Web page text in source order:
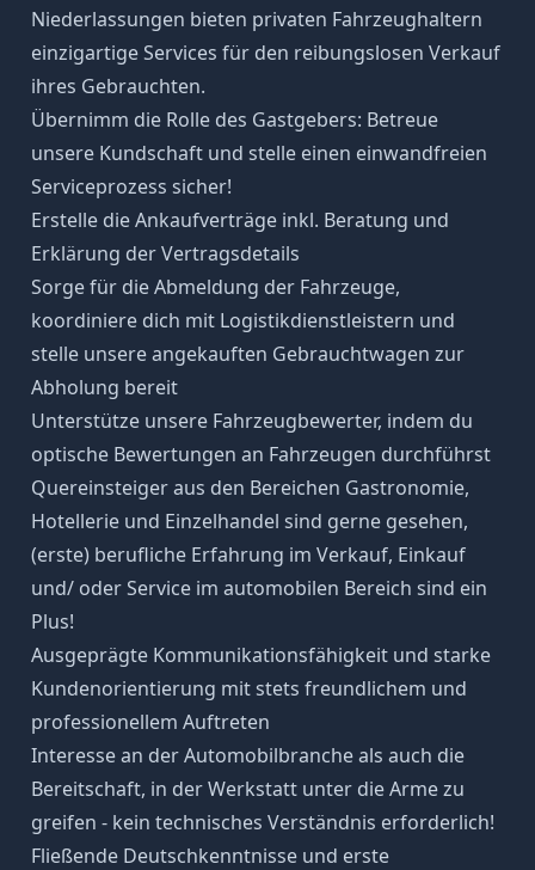
Niederlassungen bieten privaten Fahrzeughaltern
einzigartige Services für den reibungslosen Verkauf
ihres Gebrauchten.
Übernimm die Rolle des Gastgebers: Betreue
unsere Kundschaft und stelle einen einwandfreien
Serviceprozess sicher!
Erstelle die Ankaufverträge inkl. Beratung und
Erklärung der Vertragsdetails
Sorge für die Abmeldung der Fahrzeuge,
koordiniere dich mit Logistikdienstleistern und
stelle unsere angekauften Gebrauchtwagen zur
Abholung bereit
Unterstütze unsere Fahrzeugbewerter, indem du
optische Bewertungen an Fahrzeugen durchführst
Quereinsteiger aus den Bereichen Gastronomie,
Hotellerie und Einzelhandel sind gerne gesehen,
(erste) berufliche Erfahrung im Verkauf, Einkauf
und/ oder Service im automobilen Bereich sind ein
Plus!
Ausgeprägte Kommunikationsfähigkeit und starke
Kundenorientierung mit stets freundlichem und
professionellem Auftreten
Interesse an der Automobilbranche als auch die
Bereitschaft, in der Werkstatt unter die Arme zu
greifen - kein technisches Verständnis erforderlich!
Fließende Deutschkenntnisse und erste